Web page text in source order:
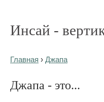
Инсай -
Главная › Джапа
Джапа - это...